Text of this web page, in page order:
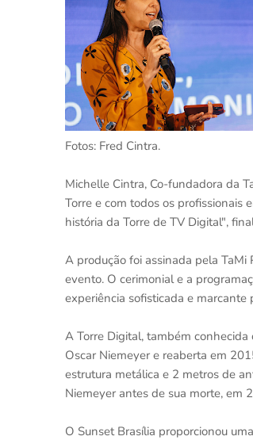
Fotos: Fred Cintra.
Michelle Cintra, Co-fundadora da
Torre e com todos os profissionais
história da Torre de TV Digital",
A produção foi assinada pela TaMi
evento. O cerimonial e a
experiência sofisticada e marcante
A Torre Digital, também
Oscar Niemeyer e reaberta em
estrutura metálica e 2 metros de
Niemeyer antes de sua morte, em
O Sunset Brasília proporcionou